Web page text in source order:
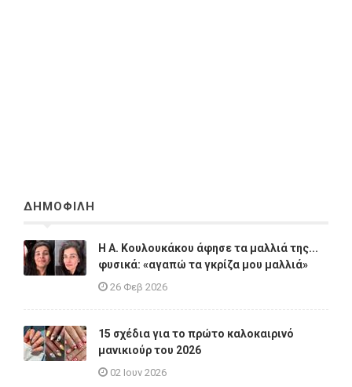
ΔΗΜΟΦΙΛΗ
Η A. Κουλουκάκου άφησε τα μαλλιά της...
φυσικά: «αγαπώ τα γκρίζα μου μαλλιά»
26 Φεβ 2026
15 σχέδια για το πρώτο καλοκαιρινό
μανικιούρ του 2026
02 Ιουν 2026